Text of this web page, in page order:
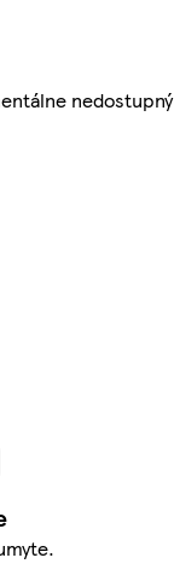
nedostupný